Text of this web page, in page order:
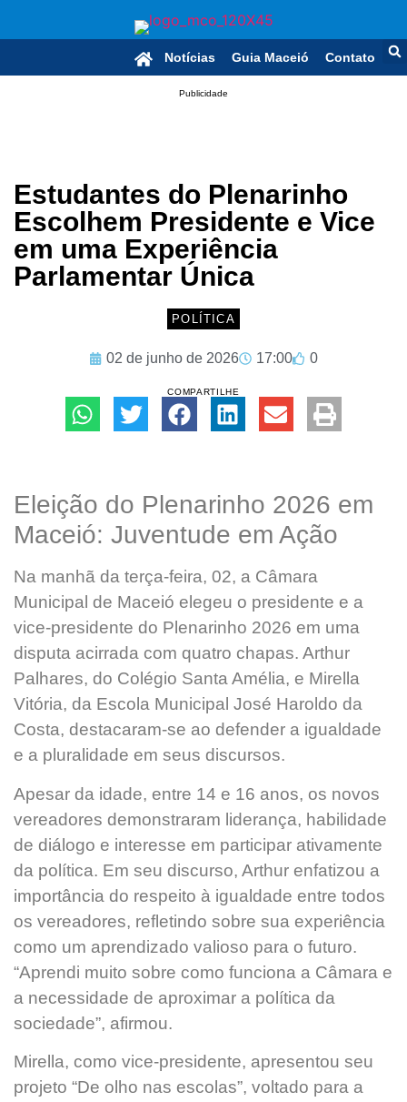
Notícias Guia Maceió Contato
Publicidade
Estudantes do Plenarinho
Escolhem Presidente e Vice
em uma Experiência
Parlamentar Única
POLÍTICA
02 de junho de 2026 17:00 0
COMPARTILHE
Eleição do Plenarinho 2026 em
Maceió: Juventude em Ação
Na manhã da terça-feira, 02, a Câmara
Municipal de Maceió elegeu o presidente e a
vice-presidente do Plenarinho 2026 em uma
disputa acirrada com quatro chapas. Arthur
Palhares, do Colégio Santa Amélia, e Mirella
Vitória, da Escola Municipal José Haroldo da
Costa, destacaram-se ao defender a igualdade
e a pluralidade em seus discursos.
Apesar da idade, entre 14 e 16 anos, os novos
vereadores demonstraram liderança, habilidade
de diálogo e interesse em participar ativamente
da política. Em seu discurso, Arthur enfatizou a
importância do respeito à igualdade entre todos
os vereadores, refletindo sobre sua experiência
como um aprendizado valioso para o futuro.
“Aprendi muito sobre como funciona a Câmara e
a necessidade de aproximar a política da
sociedade”, afirmou.
Mirella, como vice-presidente, apresentou seu
projeto “De olho nas escolas”, voltado para a